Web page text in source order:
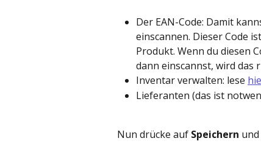
Der EAN-Code: Damit
einscannen. Dieser Code
Produkt. Wenn du diesen
dann einscannst, wird das
Inventar verwalten: lese
Lieferanten (das ist
Nun drücke auf Speichern